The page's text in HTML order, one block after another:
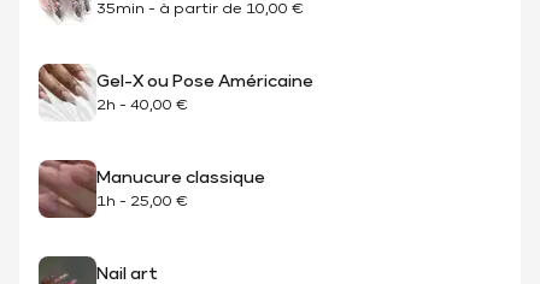
35min - à partir de 10,00 €
Gel-X ou Pose Américaine
2h - 40,00 €
Manucure classique
1h - 25,00 €
Nail art